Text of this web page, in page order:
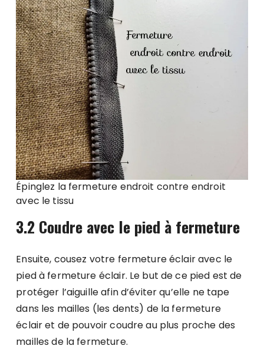
Épinglez la fermeture endroit contre endroit
avec le tissu
3.2 Coudre avec le pied à fermeture
Ensuite, cousez votre fermeture éclair avec le
pied à fermeture éclair. Le but de ce pied est de
protéger l’aiguille afin d’éviter qu’elle ne tape
dans les mailles (les dents) de la fermeture
éclair et de pouvoir coudre au plus proche des
mailles de la fermeture.